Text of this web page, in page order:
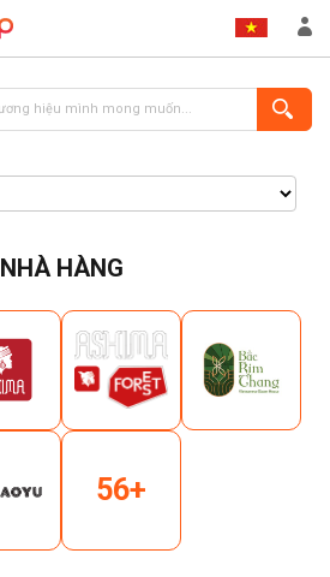
ĐĂNG KÝ
NHÀ HÀNG
56+